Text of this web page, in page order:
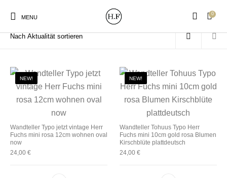
MENU
0
New Products On Sale! Wandteller Geschirrtücher
Magneten
Mützen / Beanies und
Patches
Start / Produkte verschlagwortet mit „mini“
NEW!
Wandteller Typo jetzt vintage Herr
Fuchs mini rosa 12cm wohnen oval
now
24,00 €
NEW!
Wandteller Tohuus Typo Herr
Fuchs mini 10cm gold rosa Blumen
Kirschblüte plattdeutsch
24,00 €